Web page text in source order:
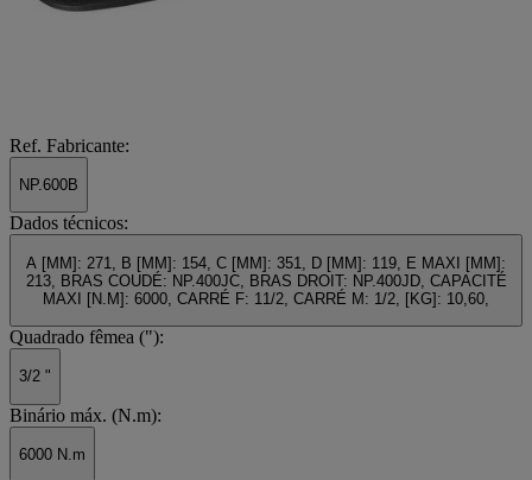
Ref. Fabricante:
NP.600B
Dados técnicos:
A [MM]: 271, B [MM]: 154, C [MM]: 351, D [MM]: 119, E MAXI [MM]:
213, BRAS COUDÉ: NP.400JC, BRAS DROIT: NP.400JD, CAPACITÉ
MAXI [N.M]: 6000, CARRÉ F: 11/2, CARRÉ M: 1/2, [KG]: 10,60,
Quadrado fêmea ("):
3/2 "
Binário máx. (N.m):
6000 N.m